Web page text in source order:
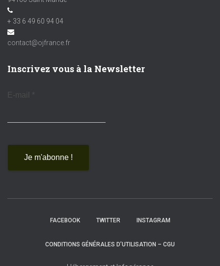
+ 33 6 49 60 94 04
contact@ojfrance.fr
Inscrivez vous à la Newsletter
E-mail *
FACEBOOK TWITTER INSTAGRAM
CONDITIONS GÉNÉRALES D’UTILISATION – CGU